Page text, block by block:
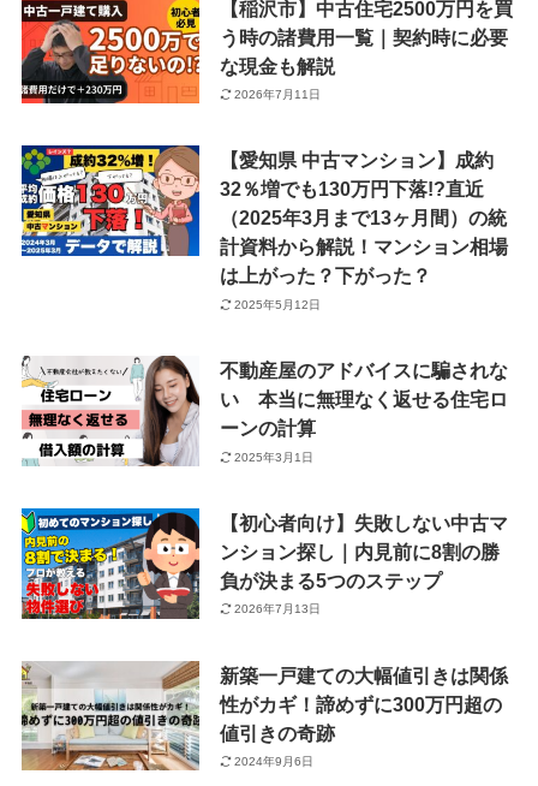
【稲沢市】中古住宅2500万円を買
う時の諸費用一覧｜契約時に必要
な現金も解説
2026年7月11日
【愛知県 中古マンション】成約
32％増でも130万円下落!?直近
（2025年3月まで13ヶ月間）の統
計資料から解説！マンション相場
は上がった？下がった？
2025年5月12日
不動産屋のアドバイスに騙されな
い 本当に無理なく返せる住宅ロ
ーンの計算
2025年3月1日
【初心者向け】失敗しない中古マ
ンション探し｜内見前に8割の勝
負が決まる5つのステップ
2026年7月13日
新築一戸建ての大幅値引きは関係
性がカギ！諦めずに300万円超の
値引きの奇跡
2024年9月6日